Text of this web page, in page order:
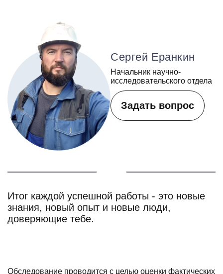
Сергей Еранкин
Начальник научно-
исследовательского отдела
Задать вопрос
Итог каждой успешной работы - это новые
знания, новый опыт и новые люди,
доверяющие тебе.
Обследование проводится с целью оценки фактических